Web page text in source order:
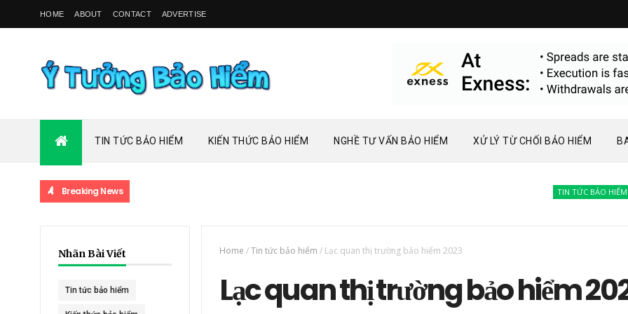
HOME ABOUT CONTACT ADVERTISE
TIN TỨC BẢO HIỂM KIẾN THỨC BẢO HIỂM NGHỀ TƯ VẤN BẢO HIỂM XỬ LÝ TỪ CHỐI BẢO HIỂM
Breaking News TIN TỨC BẢO HIỂM Bàn
Nhãn Bài Viết
Tin tức bảo hiểm
Home /Tin tức bảo hiểm / Lạc quan thị trường bảo hiểm 2023
Lạc quan thị trường bảo hiểm